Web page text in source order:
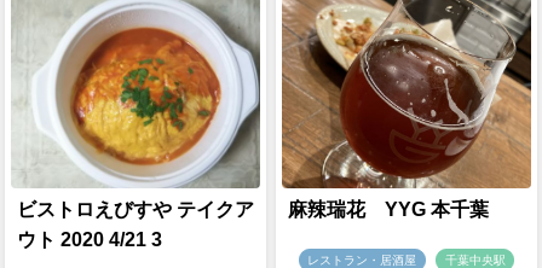
ビストロえびすや テイクア
ウト 2020 4/21 3
麻辣瑞花 YYG 本千葉
レストラン・居酒屋 千葉中央駅